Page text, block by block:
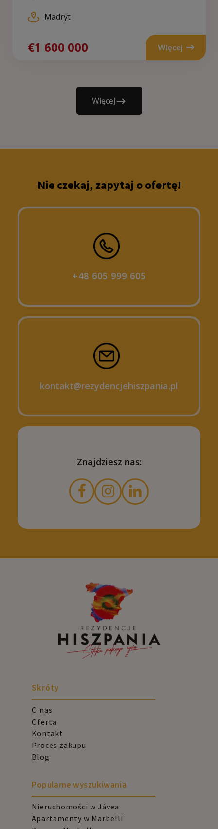
Madryt
€1 600 000 Więcej
Więcej
Nie czekaj, zapytaj o ofertę!
+48 605 999 605
kontakt@rezydencjehiszpania.pl
Znajdziesz nas:
Skróty
O nas
Oferta
Kontakt
Proces zakupu
Blog
Popularne wyszukiwania
Nieruchomości w Jávea
Apartamenty w Marbelli